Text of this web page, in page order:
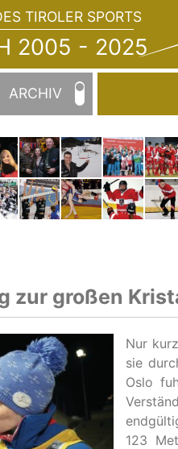
TIROLER SPORTS
2005 - 2025
ARCHIV
zur großen
Nur
sie
Oslo
123